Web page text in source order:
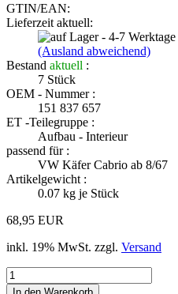
GTIN/EAN:
Lieferzeit aktuell:
(Ausland abweichend)
Bestand aktuell :
7 Stück
OEM - Nummer :
151 837 657
ET -Teilegruppe :
Aufbau - Interieur
passend für :
VW Käfer Cabrio ab 8/67
Artikelgewicht :
0.07 kg je Stück
68,95 EUR
inkl. 19% MwSt. zzgl. Versand